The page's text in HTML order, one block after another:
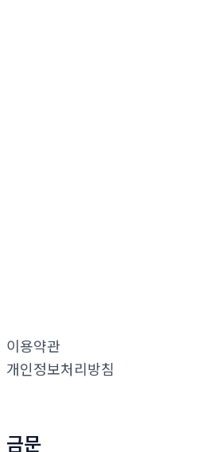
이용약관
개인정보처리방침
금문